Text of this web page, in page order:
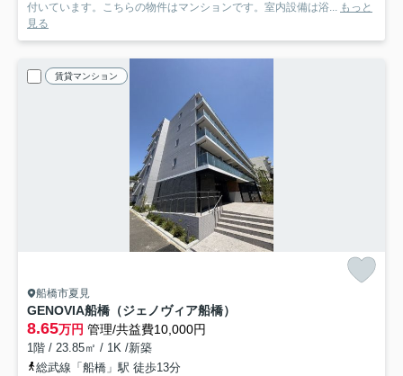
付いています。こちらの物件はマンションです。室内設備は浴... もっと
見る
賃貸マンション
船橋市夏見
GENOVIA船橋（ジェノヴィア船橋）
8.65万円 管理/共益費10,000円
1階 / 23.85㎡ / 1K /新築
総武線「船橋」駅 徒歩13分